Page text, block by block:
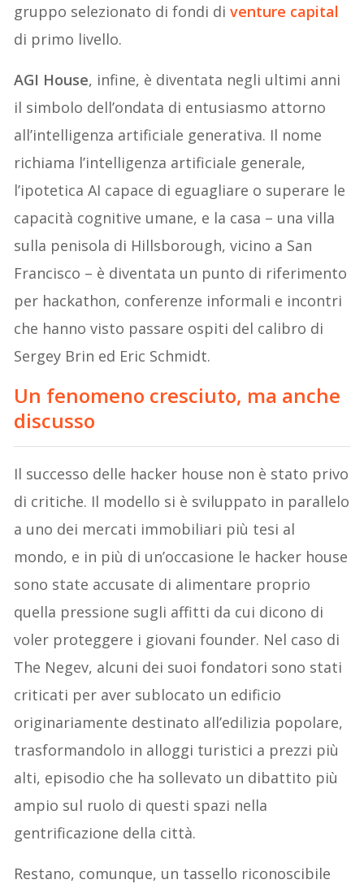
gruppo selezionato di fondi diventure capital
di primo livello.
AGI House, infine, è diventata negli ultimi anni
il simbolo dell’ondata di entusiasmo attorno
all’intelligenza artificiale generativa. Il nome
richiama l’intelligenza artificiale generale,
l’ipotetica AI capace di eguagliare o superare le
capacità cognitive umane, e la casa – una villa
sulla penisola di Hillsborough, vicino a San
Francisco – è diventata un punto di riferimento
per hackathon, conferenze informali e incontri
che hanno visto passare ospiti del calibro di
Sergey Brin ed Eric Schmidt.
Un fenomeno cresciuto, ma anche
discusso
Il successo delle hacker house non è stato privo
di critiche. Il modello si è sviluppato in parallelo
a uno dei mercati immobiliari più tesi al
mondo, e in più di un’occasione le hacker house
sono state accusate di alimentare proprio
quella pressione sugli affitti da cui dicono di
voler proteggere i giovani founder. Nel caso di
The Negev, alcuni dei suoi fondatori sono stati
criticati per aver sublocato un edificio
originariamente destinato all’edilizia popolare,
trasformandolo in alloggi turistici a prezzi più
alti, episodio che ha sollevato un dibattito più
ampio sul ruolo di questi spazi nella
gentrificazione della città.
Restano, comunque, un tassello riconoscibile